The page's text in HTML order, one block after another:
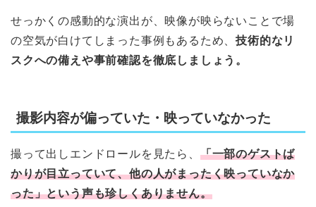
せっかくの感動的な演出が、映像が映らないことで場
の空気が白けてしまった事例もあるため、技術的なリ
スクへの備えや事前確認を徹底しましょう。
撮影内容が偏っていた・映っていなかった
撮って出しエンドロールを見たら、 「一部のゲストば
かりが目立っていて、他の人がまったく映っていなか
った」という声も珍しくありません。